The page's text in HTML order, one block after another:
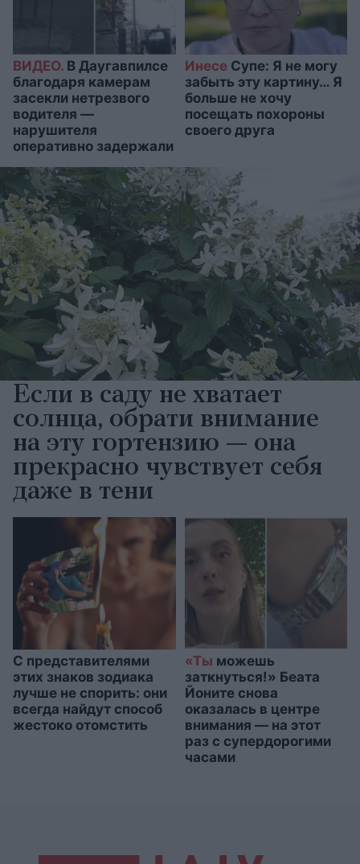
ВИДЕО. В Даугавпилсе
благодаря камерам
засекли нетрезвого
водителя —
нарушителя
оперативно задержали
ИнесеСупе: Я не могу
забыть эту картину… Я
больше не хочу
посещать похороны
своего друга
Если в саду не хватает
солнца, обрати внимание
на эту гортензию — она
прекрасно чувствует себя
даже в тени
С представителями
этих знаков зодиака
лучше не спорить: они
всегда найдут способ
жестоко отомстить
«Ты можешь
заткнуться!» Беата
Йоните снова
оказалась в центре
внимания — на этот
раз с супердорогими
часами